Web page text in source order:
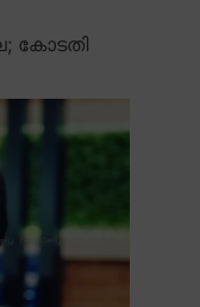
കോടതി